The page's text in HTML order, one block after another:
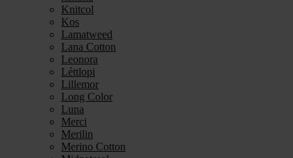
Knitcol
Kos
Lamatweed
Lana Cotton
Leonora
Léttlopi
Lillemor
Long Color
Luna
Merci
Merilin
Merino Cotton